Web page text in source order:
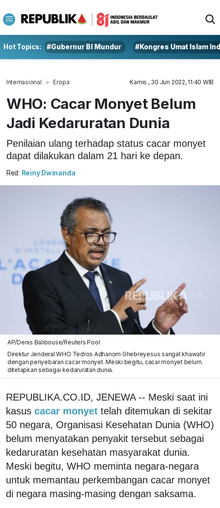
Hot Topics: #Gubernur BI Mundur #Kongres Umat Islam
Internasional Eropa Kamis , 30 Jun 2022, 11:40 WIB
WHO: Cacar Monyet Belum
Jadi Kedaruratan Dunia
Penilaian ulang terhadap status cacar monyet
dapat dilakukan dalam 21 hari ke depan.
Red: Reiny Dwinanda
AP/Denis Balibouse/Reuters Pool
Direktur Jenderal WHO Tedros Adhanom Ghebreyesus sangat khawatir
dengan penyebaran cacar monyet. Meski begitu, cacar monyet belum
ditetapkan sebagai kedaruratan dunia.
REPUBLIKA.CO.ID, JENEWA -- Meski saat ini
kasus cacar monyet telah ditemukan di sekitar
50 negara, Organisasi Kesehatan Dunia (WHO)
belum menyatakan penyakit tersebut sebagai
kedaruratan kesehatan masyarakat dunia.
Meski begitu, WHO meminta negara-negara
untuk memantau perkembangan cacar monyet
di negara masing-masing dengan saksama.